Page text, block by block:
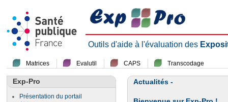
Outils d'aide à l'évaluation des
Matrices Evalutil CAPS Transcodage
Exp-Pro
Présentation du portail
Actualités -